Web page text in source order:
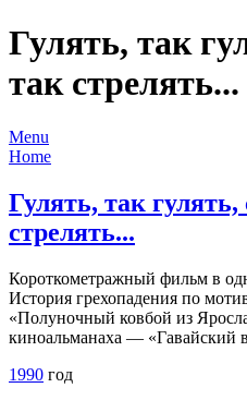
Гулять, так
так стрелять...
Menu
Home
Гулять, так гулять,
стрелять...
Короткометражный фильм в
История грехопадения по
«Полуночный ковбой из
киноальманаха — «Гавайский
1990 год